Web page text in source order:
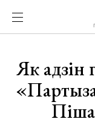
Як адзін